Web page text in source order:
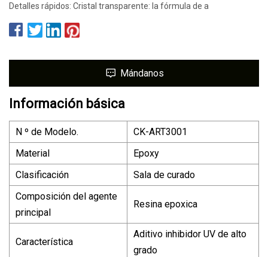
Detalles rápidos: Cristal transparente: la fórmula de a
Mándanos
Información básica
N º de Modelo.
CK-ART3001
Material
Epoxy
Clasificación
Sala de curado
Composición del agente
principal
Resina epoxica
Característica
Aditivo inhibidor UV de alto
grado